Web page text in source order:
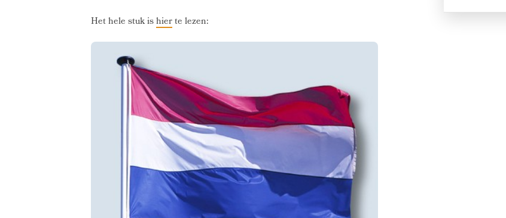
Het hele stuk ishierte lezen: